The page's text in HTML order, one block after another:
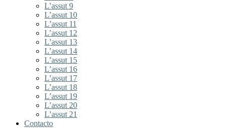
L’assut 9
L’assut 10
L’assut 11
L’assut 12
L’assut 13
L’assut 14
L’assut 15
L’assut 16
L’assut 17
L’assut 18
L’assut 19
L’assut 20
L’assut 21
Contacto